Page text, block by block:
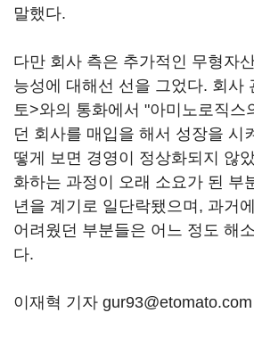
말했다.
다만 회사 측은 추가적인 무형자
능성에 대해선 선을 그었다. 회사
토>와의 통화에서 "아미노로직스
던 회사를 매입을 해서 성장을 시
떻게 보면 경영이 정상화되지 않
화하는 과정이 오래 소요가 된 부
년을 계기로 일단락됐으며, 과거
어려웠던 부분들은 어느 정도 해
다.
이재혁 기자 gur93@etomato.com